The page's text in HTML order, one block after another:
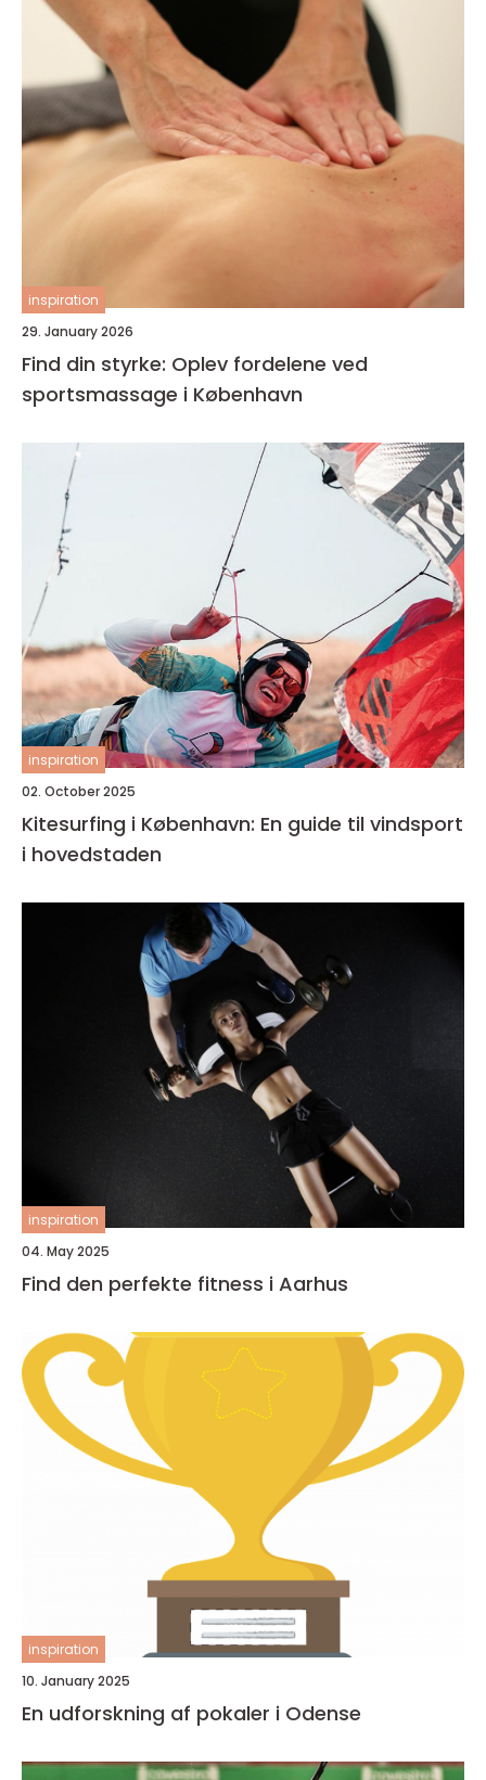
inspiration
29. January 2026
Find din styrke: Oplev fordelene ved
sportsmassage i København
inspiration
02. October 2025
Kitesurfing i København: En guide til vindsport
i hovedstaden
inspiration
04. May 2025
Find den perfekte fitness i Aarhus
inspiration
10. January 2025
En udforskning af pokaler i Odense